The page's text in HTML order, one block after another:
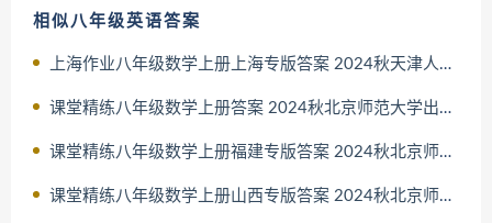
相似八年级英语答案
上海作业八年级数学上册上海专版答案 2024秋天津人民出版社
课堂精练八年级数学上册答案 2024秋北京师范大学出版社北师大版
课堂精练八年级数学上册福建专版答案 2024秋北京师范大学出版社
课堂精练八年级数学上册山西专版答案 2024秋北京师范大学出版社